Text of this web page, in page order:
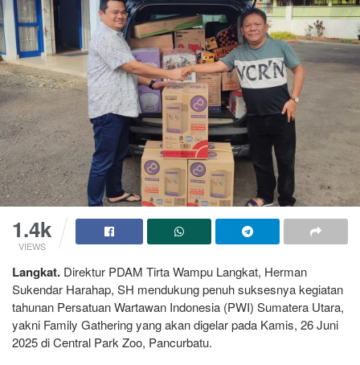
1.4k
VIEWS
Langkat. Direktur PDAM Tirta Wampu Langkat, Herman
Sukendar Harahap, SH mendukung penuh suksesnya kegiatan
tahunan Persatuan Wartawan Indonesia (PWI) Sumatera Utara,
yakni Family Gathering yang akan digelar pada Kamis, 26 Juni
2025 di Central Park Zoo, Pancurbatu.